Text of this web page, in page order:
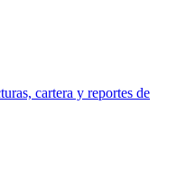
cartera y reportes de